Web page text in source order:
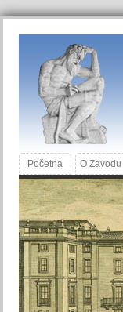
Početna O Zavodu